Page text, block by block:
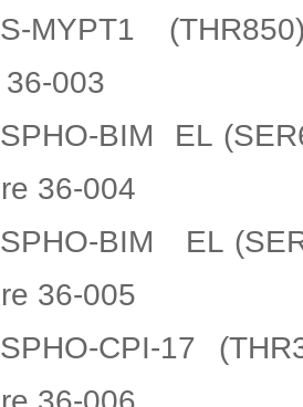
MYPT1
003
BIM EL
36-004
BIM EL
36-005
CPI-17